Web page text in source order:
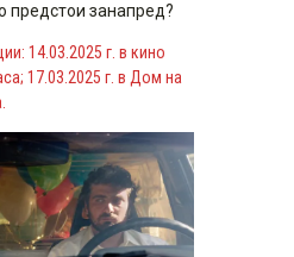
предстои занапред?
14.03.2025 г. в кино
17.03.2025 г. в Дом на